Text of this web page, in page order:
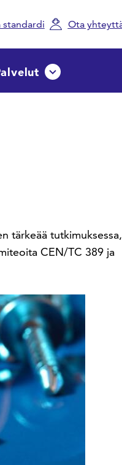
standardi Ota
Avaa tai sulje
tärkeää tutkimuksessa,
CEN/TC 389 ja